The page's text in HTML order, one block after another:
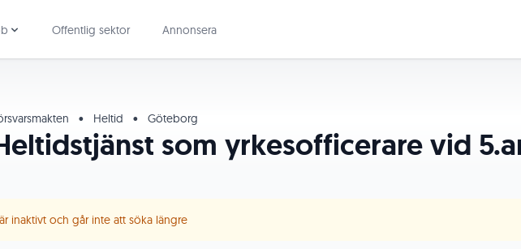
Offentlig sektor Annonsera
• Heltid • Göteborg
som yrkesofficerare vid
inaktivt och går inte att söka längre